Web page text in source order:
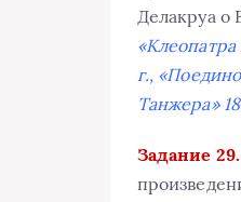
Делакруа о
«Клеопатра
г.,
Танжера»
Задание 29.